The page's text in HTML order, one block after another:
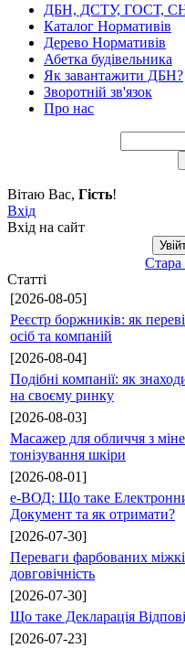
ДБН, ДСТУ, ГОСТ,
Каталог Нормативів
Дерево Нормативів
Абетка будівельника
Як завантажити ДБН?
Зворотній зв'язок
Про нас
Вітаю Вас, Гість!
Вхід
Вхід на сайт
Статті
[2026-08-05]
Реєстр боржників: як
осіб та компаній
[2026-08-04]
Подібні компанії: як
на своєму ринку
[2026-08-03]
Масажер для обличчя з
тонізування шкіри
[2026-08-01]
е-ВОД: Що таке
Документ та як отримати?
[2026-07-30]
Переваги фарбованих
довговічність
[2026-07-30]
Що таке Декларація
[2026-07-23]